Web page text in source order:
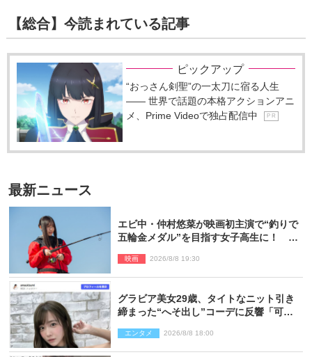
【総合】今読まれている記事
ピックアップ
“おっさん剣聖”の一太刀に宿る人生
―― 世界で話題の本格アクションアニ
メ、Prime Videoで独占配信中
P R
最新ニュース
エビ中・仲村悠菜が映画初主演で“釣りで
五輪金メダル”を目指す女子高生に！ 映
映画 2026/8/8 19:30
グラビア美女29歳、タイトなニット引き
締まった“へそ出し”コーデに反響「可愛
エンタメ 2026/8/8 18:00